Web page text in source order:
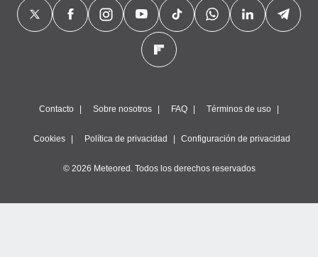
Contacto Sobre nosotros FAQ Términos de uso
Cookies Política de privacidad Configuración de privacidad
© 2026 Meteored. Todos los derechos reservados